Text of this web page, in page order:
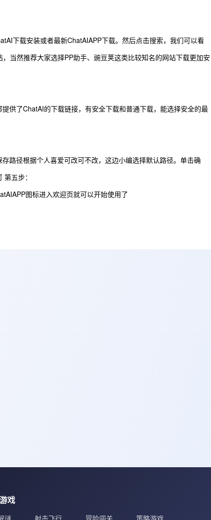
下载安装或者最新ChatAIAPP下载。然后点击搜索，我们可以看
当然推荐大家选择PP助手、豌豆荚这类比较知名的网站下载更加安
供了ChatAI的下载链接，有安全下载和普通下载，能选择安全的最
路径根据个人喜爱可改可不改，这边小编选择默认路径。单击确
五步：
图标进入欢迎页就可以开始使用了
戏
谜 射击飞行 冒险闯关 策略游戏